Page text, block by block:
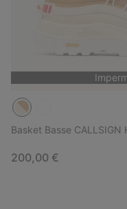
Basket Basse CALLSIGN
Regular price:
200,00 €